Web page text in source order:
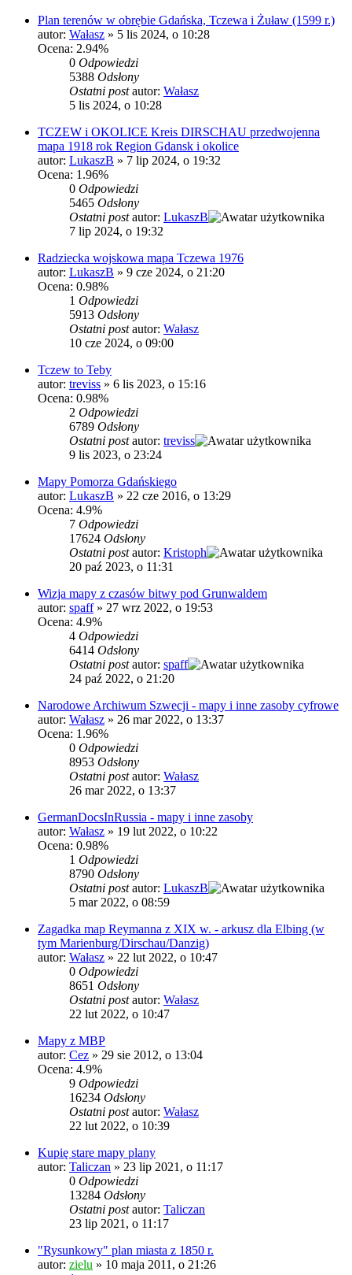
Plan terenów w obrębie Gdańska, Tczewa i Żuław (1599 r.)
autor: Wałasz » 5 lis 2024, o 10:28
Ocena: 2.94%
0 Odpowiedzi
5388 Odsłony
Ostatni postautor: Wałasz
5 lis 2024, o 10:28
TCZEW i OKOLICE Kreis DIRSCHAU przedwojenna
mapa 1918 rok Region Gdansk i okolice
autor: LukaszB » 7 lip 2024, o 19:32
Ocena: 1.96%
0 Odpowiedzi
5465 Odsłony
Ostatni postautor: LukaszB
7 lip 2024, o 19:32
Radziecka wojskowa mapa Tczewa 1976
autor: LukaszB » 9 cze 2024, o 21:20
Ocena: 0.98%
1 Odpowiedzi
5913 Odsłony
Ostatni postautor: Wałasz
10 cze 2024, o 09:00
Tczew to Teby
autor: treviss » 6 lis 2023, o 15:16
Ocena: 0.98%
2 Odpowiedzi
6789 Odsłony
Ostatni postautor: treviss
9 lis 2023, o 23:24
Mapy Pomorza Gdańskiego
autor: LukaszB » 22 cze 2016, o 13:29
Ocena: 4.9%
7 Odpowiedzi
17624 Odsłony
Ostatni postautor: Kristoph
20 paź 2023, o 11:31
Wizja mapy z czasów bitwy pod Grunwaldem
autor: spaff» 27 wrz 2022, o 19:53
Ocena: 4.9%
4 Odpowiedzi
6414 Odsłony
Ostatni postautor: spaff
24 paź 2022, o 21:20
Narodowe Archiwum Szwecji - mapy i inne zasoby cyfrowe
autor: Wałasz » 26 mar 2022, o 13:37
Ocena: 1.96%
0 Odpowiedzi
8953 Odsłony
Ostatni postautor: Wałasz
26 mar 2022, o 13:37
GermanDocsInRussia - mapy i inne zasoby
autor: Wałasz » 19 lut 2022, o 10:22
Ocena: 0.98%
1 Odpowiedzi
8790 Odsłony
Ostatni postautor: LukaszB
5 mar 2022, o 08:59
Zagadka map Reymanna z XIX w. - arkusz dla Elbing (w
tym Marienburg/Dirschau/Danzig)
autor: Wałasz » 22 lut 2022, o 10:47
0 Odpowiedzi
8651 Odsłony
Ostatni postautor: Wałasz
22 lut 2022, o 10:47
Mapy z MBP
autor: Cez » 29 sie 2012, o 13:04
Ocena: 4.9%
9 Odpowiedzi
16234 Odsłony
Ostatni postautor: Wałasz
22 lut 2022, o 10:39
Kupię stare mapy plany
autor: Taliczan » 23 lip 2021, o 11:17
0 Odpowiedzi
13284 Odsłony
Ostatni postautor: Taliczan
23 lip 2021, o 11:17
"Rysunkowy" plan miasta z 1850 r.
autor: zielu » 10 maja 2011, o 21:26